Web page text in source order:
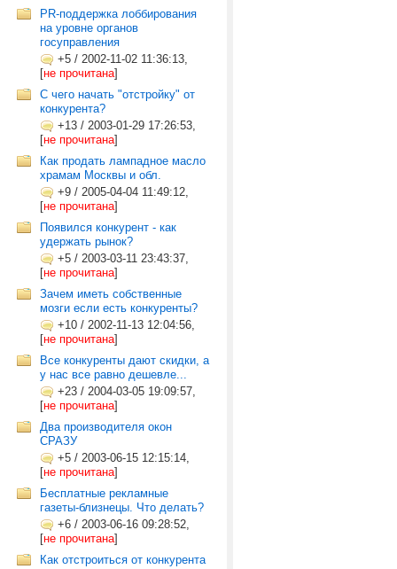
PR-поддержка лоббирования
на уровне органов
госуправления
+5 / 2002-11-02 11:36:13,
[не прочитана]
С чего начать "отстройку" от
конкурента?
+13 / 2003-01-29 17:26:53,
[не прочитана]
Как продать лампадное масло
храмам Москвы и обл.
+9 / 2005-04-04 11:49:12,
[не прочитана]
Появился конкурент - как
удержать рынок?
+5 / 2003-03-11 23:43:37,
[не прочитана]
Зачем иметь собственные
мозги если есть конкуренты?
+10 / 2002-11-13 12:04:56,
[не прочитана]
Все конкуренты дают скидки, а
у нас все равно дешевле...
+23 / 2004-03-05 19:09:57,
[не прочитана]
Два производителя окон
СРАЗУ
+5 / 2003-06-15 12:15:14,
[не прочитана]
Бесплатные рекламные
газеты-близнецы. Что делать?
+6 / 2003-06-16 09:28:52,
[не прочитана]
Как отстроиться от конкурента